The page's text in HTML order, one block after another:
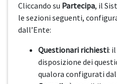
Cliccando su Partecipa, il
le sezioni seguenti,
dall’Ente:
Questionari richiesti:
disposizione dei
qualora configurati